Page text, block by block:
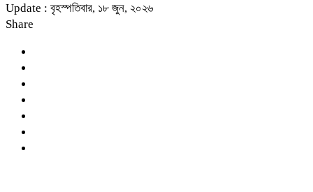
Update : বৃহস্পতিবার, ১৮ জুন, ২০২৬
Share